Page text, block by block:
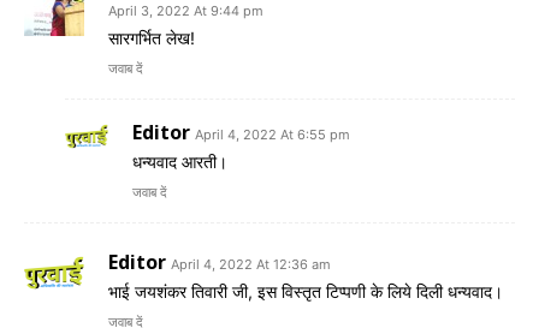
April 3, 2022 At 9:44 pm
सारगर्भित लेख!
जवाब दें
Editor April 4, 2022 At 6:55 pm
धन्यवाद आरती।
जवाब दें
Editor April 4, 2022 At 12:36 am
भाई जयशंकर तिवारी जी, इस विस्तृत टिप्पणी के लिये दिली धन्यवाद।
जवाब दें